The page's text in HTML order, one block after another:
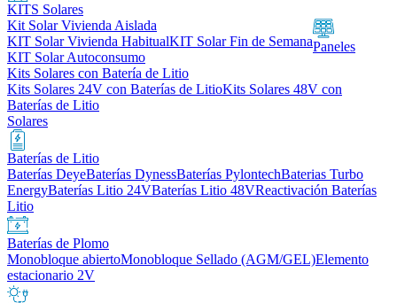
KITS Solares
Kit Solar Vivienda Aislada
KIT Solar Vivienda HabitualKIT Solar Fin de Semana
KIT Solar Autoconsumo
Kits Solares con Batería de Litio
Kits Solares 24V con Baterías de LitioKits Solares 48V con
Baterías de Litio
Paneles
Solares
Baterías de Litio
Baterías DeyeBaterías DynessBaterías PylontechBaterias Turbo
EnergyBaterías Litio 24VBaterías Litio 48VReactivación Baterías
Litio
Baterías de Plomo
Monobloque abiertoMonobloque Sellado (AGM/GEL)Elemento
estacionario 2V